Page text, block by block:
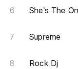
She's The
Supreme
Rock Dj